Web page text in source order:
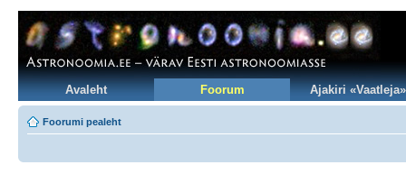
Avaleht Foorum Ajakiri «Vaatleja»
Foorumi pealeht